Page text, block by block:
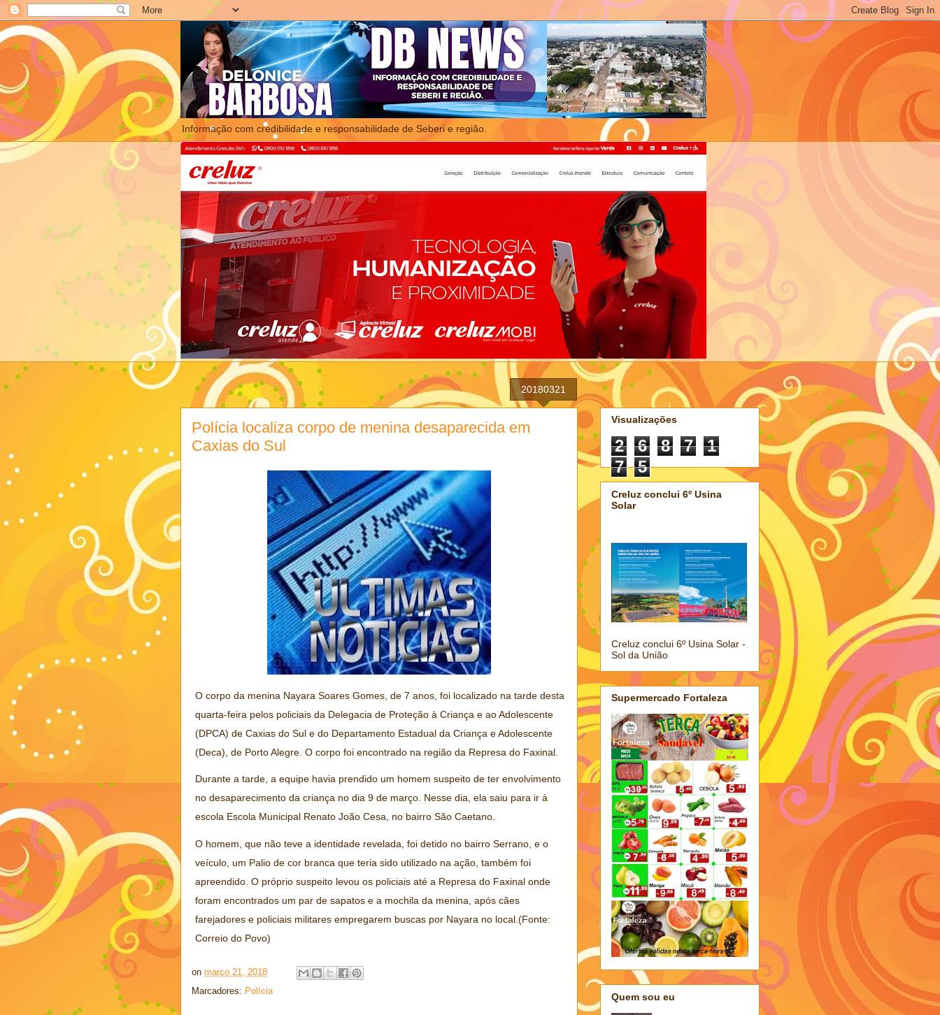
Informação com credibilidade e responsabilidade de Seberi e região.
20180321
Polícia localiza corpo de menina desaparecida em
Caxias do Sul
O corpo da menina Nayara Soares Gomes, de 7 anos, foi localizado na tarde desta
quarta-feira pelos policiais da Delegacia de Proteção à Criança e ao Adolescente
(DPCA) de Caxias do Sul e do Departamento Estadual da Criança e Adolescente
(Deca), de Porto Alegre. O corpo foi encontrado na região da Represa do Faxinal.
Durante a tarde, a equipe havia prendido um homem suspeito de ter envolvimento
no desaparecimento da criança no dia 9 de março. Nesse dia, ela saiu para ir à
escola Escola Municipal Renato João Cesa, no bairro São Caetano.
O homem, que não teve a identidade revelada, foi detido no bairro Serrano, e o
veículo, um Palio de cor branca que teria sido utilizado na ação, também foi
apreendido. O próprio suspeito levou os policiais até a Represa do Faxinal onde
foram encontrados um par de sapatos e a mochila da menina, após cães
farejadores e policiais militares empregarem buscas por Nayara no local.(Fonte:
Correio do Povo)
on março 21, 2018
Marcadores: Polícia
Visualizações
2 6 8 7
1
7
5
Creluz conclui 6º Usina
Solar
Creluz conclui 6º Usina Solar -
Sol da União
Supermercado Fortaleza
Quem sou eu